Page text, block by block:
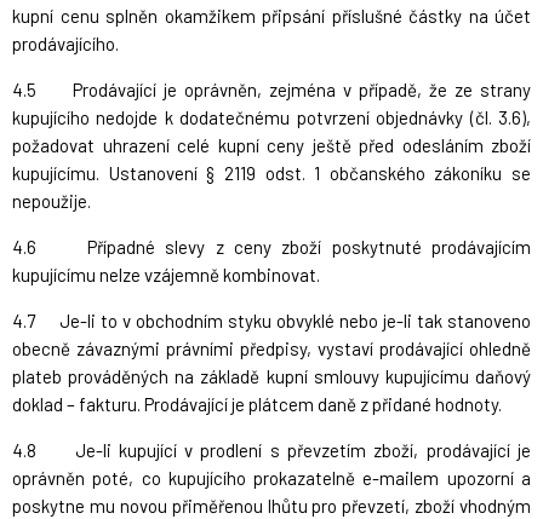
kupní cenu splněn okamžikem připsání příslušné částky na účet
prodávajícího.
4.5 Prodávající je oprávněn, zejména v případě, že ze strany
kupujícího nedojde k dodatečnému potvrzení objednávky (čl. 3.6),
požadovat uhrazení celé kupní ceny ještě před odesláním zboží
kupujícímu. Ustanovení § 2119 odst. 1 občanského zákoníku se
nepoužije.
4.6 Případné slevy z ceny zboží poskytnuté prodávajícím
kupujícímu nelze vzájemně kombinovat.
4.7 Je-li to v obchodním styku obvyklé nebo je-li tak stanoveno
obecně závaznými právními předpisy, vystaví prodávající ohledně
plateb prováděných na základě kupní smlouvy kupujícímu daňový
doklad – fakturu. Prodávající je plátcem daně z přidané hodnoty.
4.8 Je-li kupující v prodlení s převzetím zboží, prodávající je
oprávněn poté, co kupujícího prokazatelně e-mailem upozorní a
poskytne mu novou přiměřenou lhůtu pro převzetí, zboží vhodným